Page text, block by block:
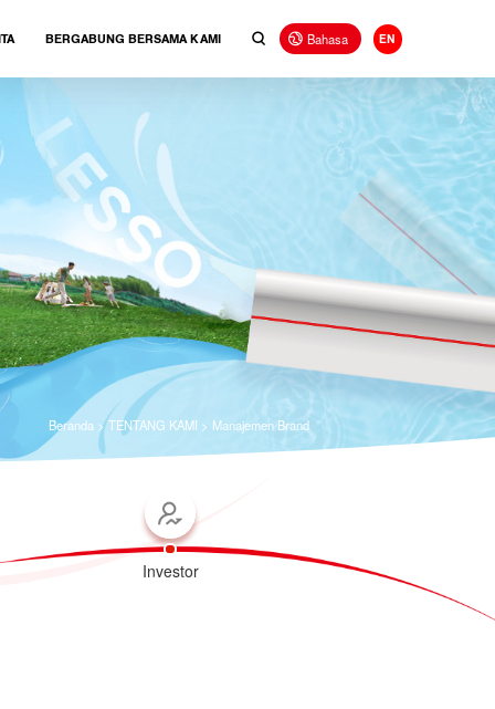
BERGABUNG BERSAMA KAMI Bahasa EN
Beranda >TENTANG KAMI > Manajemen Brand
Investor